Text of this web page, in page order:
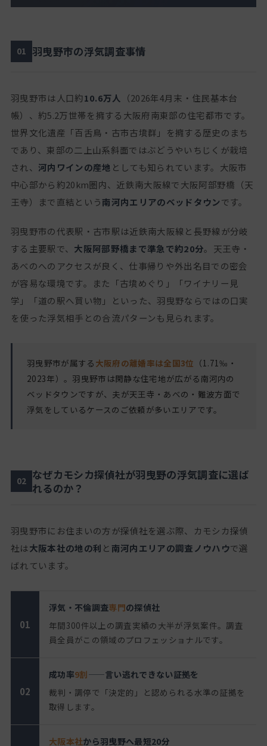
01 羽曳野市の浮気調査事情
羽曳野市は人口約10.6万人
（2026年4月末・住民基本台
帳）、約5.2万世帯を擁する大阪府南東部の住宅都市です。
世界文化遺産「百舌鳥・古市古墳群」を擁する歴史のまち
であり、東部の二上山系斜面ではぶどうやいちじくが栽培
され、 河内ワインの産地 としても知られています。大阪市
中心部から約20km圏内、近鉄南大阪線で大阪阿部野橋（天
王寺）まで直結という南河内エリアのベッドタウンです。
羽曳野市の代表駅・古市駅は近鉄南大阪線と長野線が分岐
する主要駅で、 大阪阿部野橋まで準急で約20分。天王寺・
あべのへのアクセスが良く、仕事帰りや外出名目での密会
が容易な環境です。また「古墳めぐり」「ワイナリー見
学」「道の駅へ買い物」といった、羽曳野ならではの口実
を使った浮気相手との合流パターンも見られます。
羽曳野市が属する 大阪府の離婚率は全国3位 （1.71‰・
2023年）。羽曳野市は閑静な住宅地が広がる南河内の
ベッドタウンですが、夫が天王寺・あべの・難波方面で
浮気をしているケースのご依頼が多いエリアです。
02 なぜカモシカ探偵社が羽曳野の浮気調査に選ば
れるのか？
羽曳野市にお住まいの方が探偵社を選ぶ際、カモシカ探偵
社は大阪本社の地の利 と 南河内エリアの調査ノウハウで選
ばれています。
01
浮気・不倫調査専門の探偵社
年間300件以上の調査実績の大半が浮気案件。調査
員全員がこの領域のプロフェッショナルです。
02
成功率9割——言い逃れできない証拠を
裁判・調停で「決定的」と認められる水準の証拠を
取得します。
大阪本社から羽曳野へ最短20分